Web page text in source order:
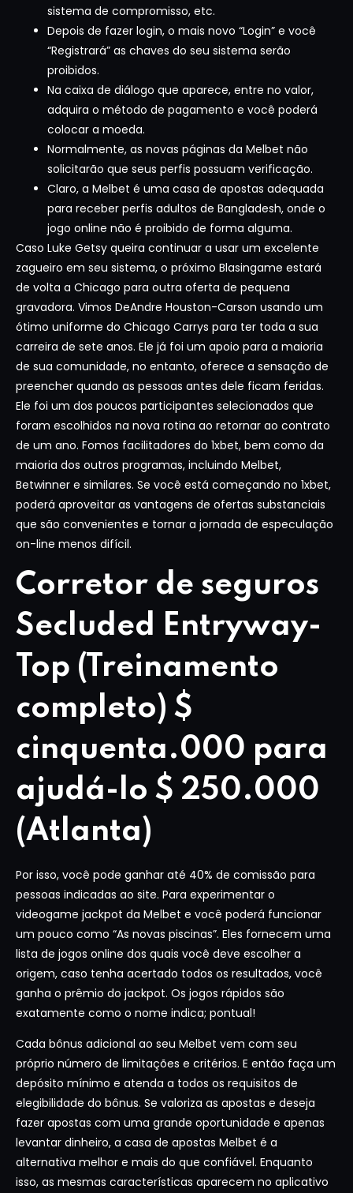
sistema de compromisso, etc.
Depois de fazer login, o mais novo “Login” e você
“Registrará” as chaves do seu sistema serão
proibidos.
Na caixa de diálogo que aparece, entre no valor,
adquira o método de pagamento e você poderá
colocar a moeda.
Normalmente, as novas páginas da Melbet não
solicitarão que seus perfis possuam verificação.
Claro, a Melbet é uma casa de apostas adequada
para receber perfis adultos de Bangladesh, onde o
jogo online não é proibido de forma alguma.
Caso Luke Getsy queira continuar a usar um excelente
zagueiro em seu sistema, o próximo Blasingame estará
de volta a Chicago para outra oferta de pequena
gravadora. Vimos DeAndre Houston-Carson usando um
ótimo uniforme do Chicago Carrys para ter toda a sua
carreira de sete anos. Ele já foi um apoio para a maioria
de sua comunidade, no entanto, oferece a sensação de
preencher quando as pessoas antes dele ficam feridas.
Ele foi um dos poucos participantes selecionados que
foram escolhidos na nova rotina ao retornar ao contrato
de um ano. Fomos facilitadores do 1xbet, bem como da
maioria dos outros programas, incluindo Melbet,
Betwinner e similares. Se você está começando no 1xbet,
poderá aproveitar as vantagens de ofertas substanciais
que são convenientes e tornar a jornada de especulação
on-line menos difícil.
Corretor de seguros
Secluded Entryway-
Top (Treinamento
completo) $
cinquenta.000 para
ajudá-lo $ 250.000
(Atlanta)
Por isso, você pode ganhar até 40% de comissão para
pessoas indicadas ao site. Para experimentar o
videogame jackpot da Melbet e você poderá funcionar
um pouco como “As novas piscinas”. Eles fornecem uma
lista de jogos online dos quais você deve escolher a
origem, caso tenha acertado todos os resultados, você
ganha o prêmio do jackpot. Os jogos rápidos são
exatamente como o nome indica; pontual!
Cada bônus adicional ao seu Melbet vem com seu
próprio número de limitações e critérios. E então faça um
depósito mínimo e atenda a todos os requisitos de
elegibilidade do bônus. Se valoriza as apostas e deseja
fazer apostas com uma grande oportunidade e apenas
levantar dinheiro, a casa de apostas Melbet é a
alternativa melhor e mais do que confiável. Enquanto
isso, as mesmas características aparecem no aplicativo